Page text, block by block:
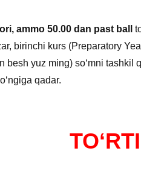
ammo 50.00 dan past ball
birinchi kurs (Preparatory
besh yuz ming) soʻmni
qadar.
TOʻ